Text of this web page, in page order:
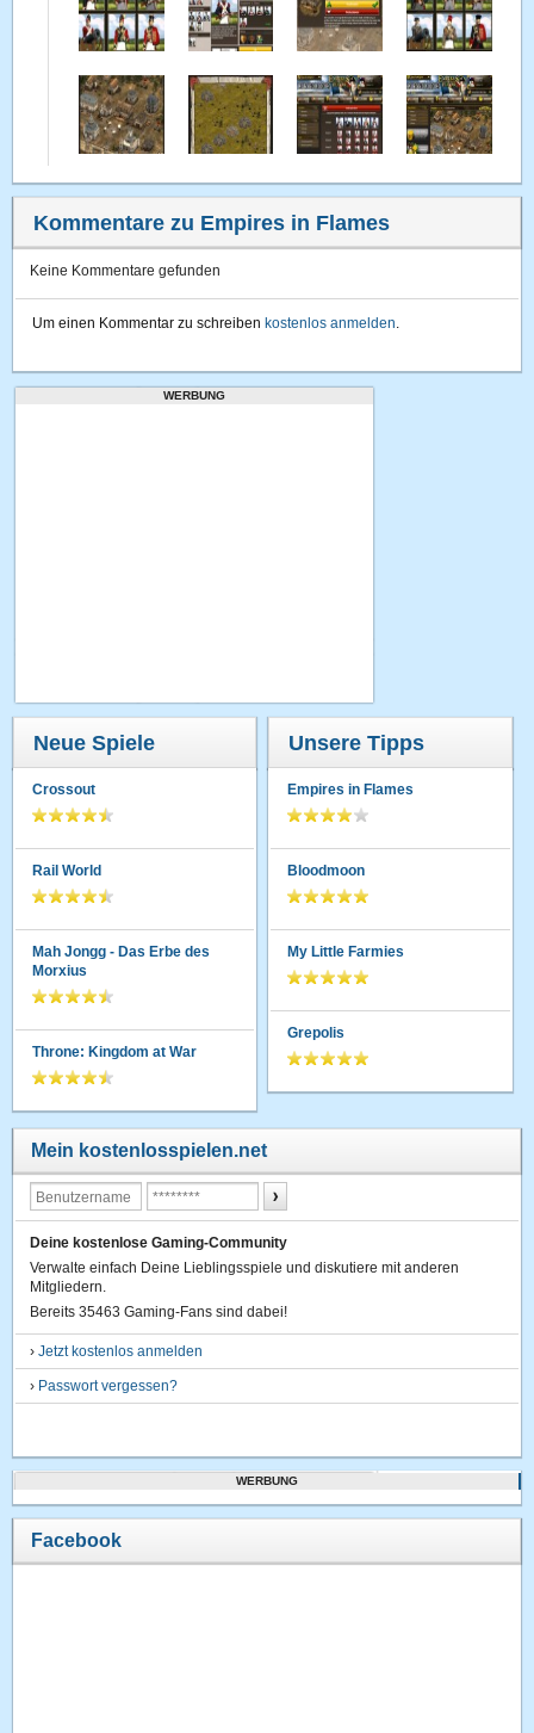
Kommentare zu Empires in Flames
Keine Kommentare gefunden
Um einen Kommentar zu schreiben kostenlos anmelden.
WERBUNG
Neue Spiele
Crossout
Rail World
Mah Jongg - Das Erbe des
Morxius
Throne: Kingdom at War
Unsere Tipps
Empires in Flames
Bloodmoon
My Little Farmies
Grepolis
Mein kostenlosspielen.net
Deine kostenlose Gaming-Community
Verwalte einfach Deine Lieblingsspiele und diskutiere mit anderen
Mitgliedern.
Bereits 35463 Gaming-Fans sind dabei!
›Jetzt kostenlos anmelden
› Passwort vergessen?
WERBUNG
Facebook